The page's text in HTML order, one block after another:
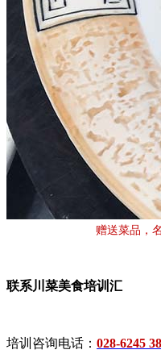
赠送菜品，
联系川菜美食培训汇
培训咨询电话： 028-6245